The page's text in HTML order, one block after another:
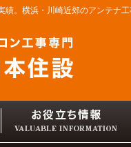
。横浜・川崎近郊のアンテナ工